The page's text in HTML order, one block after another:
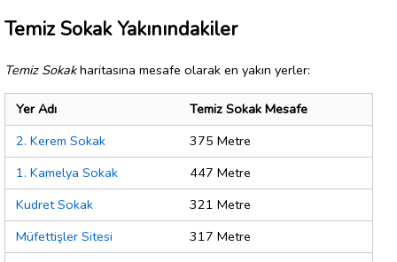
Temiz Sokak Yakınındakiler
Temiz Sokakharitasına mesafe olarak en yakın yerler:
Yer Adı
Temiz Sokak Mesafe
2. Kerem Sokak
375 Metre
1. Kamelya Sokak
447 Metre
Kudret Sokak
321 Metre
Müfettişler Sitesi
317 Metre